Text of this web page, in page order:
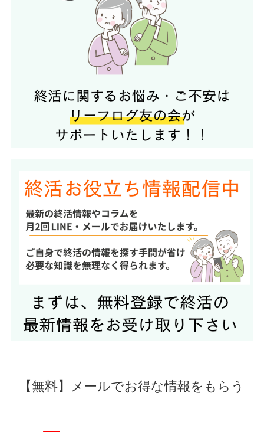
【無料】メールでお得な情報をもらう